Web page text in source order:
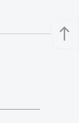
north